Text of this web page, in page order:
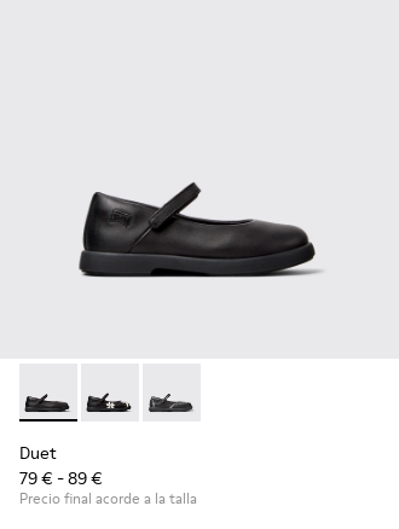
Duet - K800549-003 - Bailarinas de piel
Duet - K800549-006 - Bailarinas
Duet - K800549-001 -
Duet
79 € - 89 €
Precio final acorde a la talla